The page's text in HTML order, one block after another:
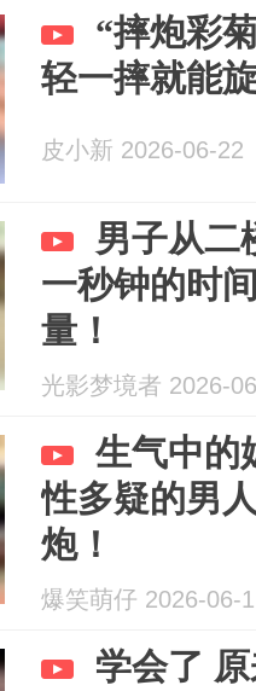
“摔炮彩
轻一摔就能
皮小新 2026-06-22
男子从二
一秒钟的时
量！
光影梦境者 2026-
生气中的
性多疑的男
炮！
爆笑萌仔 2026-06-
学会了